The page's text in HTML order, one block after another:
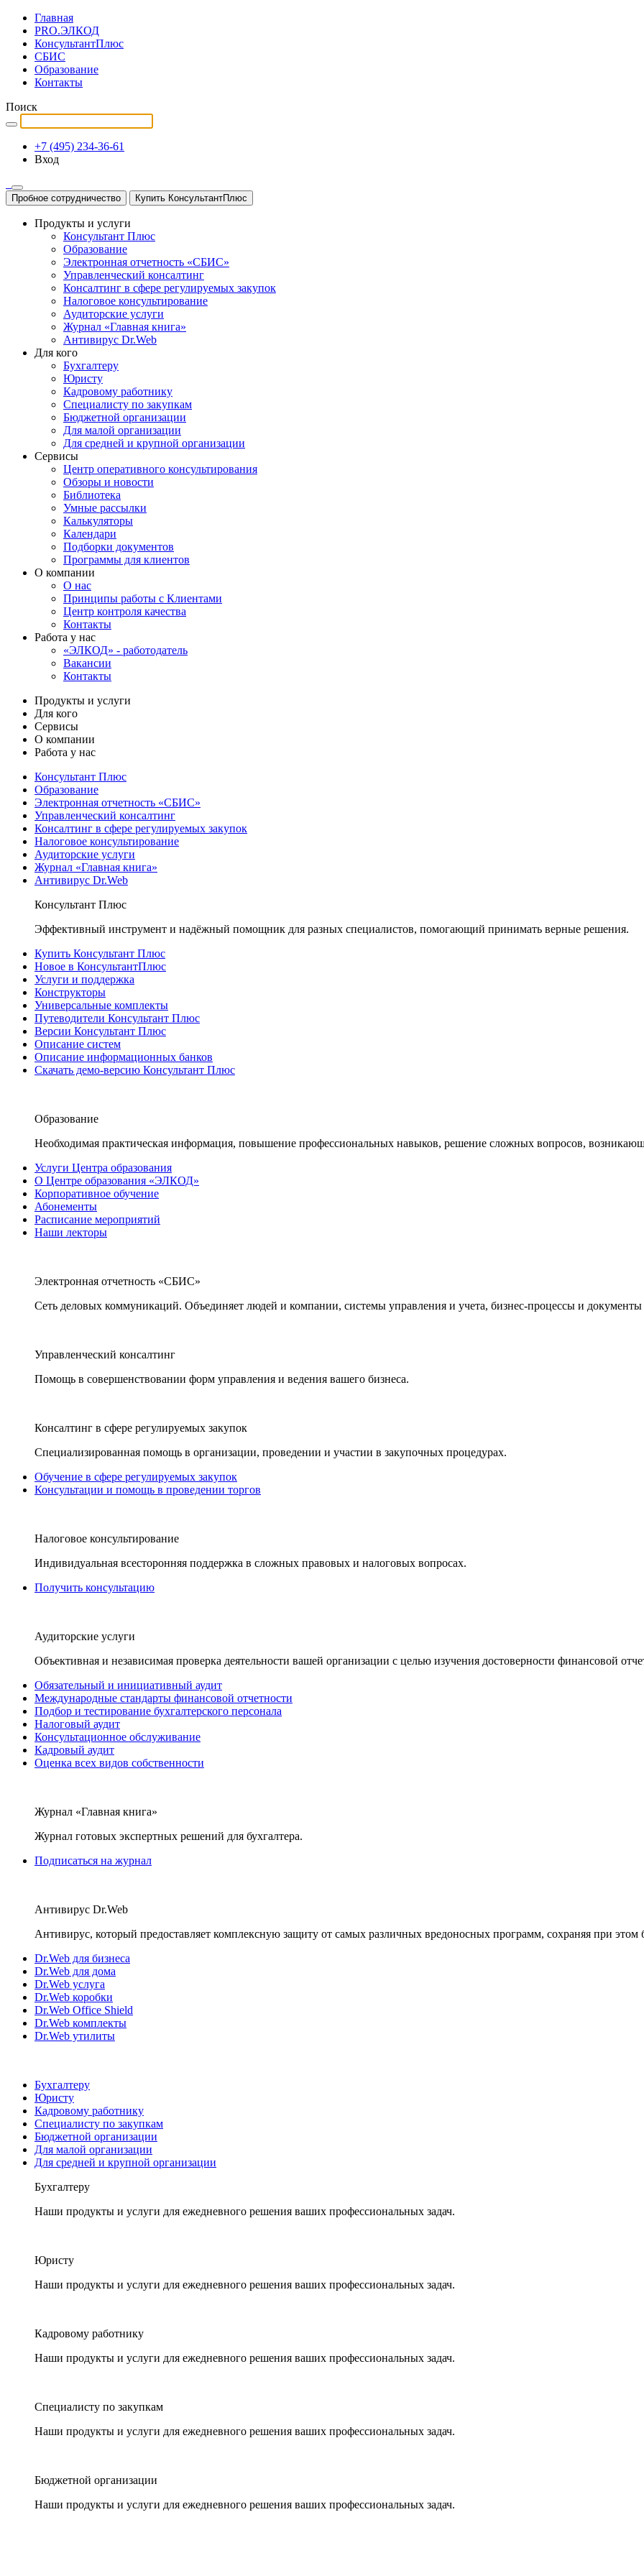
Главная
PRO.ЭЛКОД
КонсультантПлюс
СБИС
Образование
Контакты
Поиск
+7 (495) 234-36-61
Вход
Пробное сотрудничество Купить КонсультантПлюс
Продукты и услуги
Консультант Плюс
Образование
Электронная отчетность «СБИС»
Управленческий консалтинг
Консалтинг в сфере регулируемых закупок
Налоговое консультирование
Аудиторские услуги
Журнал «Главная книга»
Антивирус Dr.Web
Для кого
Бухгалтеру
Юристу
Кадровому работнику
Специалисту по закупкам
Бюджетной организации
Для малой организации
Для средней и крупной организации
Сервисы
Центр оперативного консультирования
Обзоры и новости
Библиотека
Умные рассылки
Калькуляторы
Календари
Подборки документов
Программы для клиентов
О компании
О нас
Принципы работы с Клиентами
Центр контроля качества
Контакты
Работа у нас
«ЭЛКОД» - работодатель
Вакансии
Контакты
Продукты и услуги
Для кого
Сервисы
О компании
Работа у нас
Консультант Плюс
Образование
Электронная отчетность «СБИС»
Управленческий консалтинг
Консалтинг в сфере регулируемых закупок
Налоговое консультирование
Аудиторские услуги
Журнал «Главная книга»
Антивирус Dr.Web
Консультант Плюс
Эффективный инструмент и надёжный помощник для разных специалистов, помогающий принимать верные решения.
Купить Консультант Плюс
Новое в КонсультантПлюс
Услуги и поддержка
Конструкторы
Универсальные комплекты
Путеводители Консультант Плюс
Версии Консультант Плюс
Описание систем
Описание информационных банков
Скачать демо-версию Консультант Плюс
Образование
Необходимая практическая информация, повышение профессиональных навыков, решение сложных вопросов,
Услуги Центра образования
О Центре образования «ЭЛКОД»
Корпоративное обучение
Абонементы
Расписание мероприятий
Наши лекторы
Электронная отчетность «СБИС»
Сеть деловых коммуникаций. Объединяет людей и компании, системы управления и учета, бизнес-процессы и документы
Управленческий консалтинг
Помощь в совершенствовании форм управления и ведения вашего бизнеса.
Консалтинг в сфере регулируемых закупок
Специализированная помощь в организации, проведении и участии в закупочных процедурах.
Обучение в сфере регулируемых закупок
Консультации и помощь в проведении торгов
Налоговое консультирование
Индивидуальная всесторонняя поддержка в сложных правовых и налоговых вопросах.
Получить консультацию
Аудиторские услуги
Объективная и независимая проверка деятельности вашей организации с целью изучения достоверности финансовой
Обязательный и инициативный аудит
Международные стандарты финансовой отчетности
Подбор и тестирование бухгалтерского персонала
Налоговый аудит
Консультационное обслуживание
Кадровый аудит
Оценка всех видов собственности
Журнал «Главная книга»
Журнал готовых экспертных решений для бухгалтера.
Подписаться на журнал
Антивирус Dr.Web
Антивирус, который предоставляет комплексную защиту от самых различных вредоносных программ, сохраняя при этом
Dr.Web для бизнеса
Dr.Web для дома
Dr.Web услуга
Dr.Web коробки
Dr.Web Office Shield
Dr.Web комплекты
Dr.Web утилиты
Бухгалтеру
Юристу
Кадровому работнику
Специалисту по закупкам
Бюджетной организации
Для малой организации
Для средней и крупной организации
Бухгалтеру
Наши продукты и услуги для ежедневного решения ваших профессиональных задач.
Юристу
Наши продукты и услуги для ежедневного решения ваших профессиональных задач.
Кадровому работнику
Наши продукты и услуги для ежедневного решения ваших профессиональных задач.
Специалисту по закупкам
Наши продукты и услуги для ежедневного решения ваших профессиональных задач.
Бюджетной организации
Наши продукты и услуги для ежедневного решения ваших профессиональных задач.